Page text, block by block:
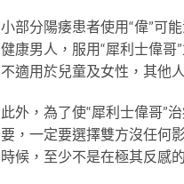
小部分陽痿患者使用“偉”可
健康男人，服用“犀利士偉哥
不適用於兒童及女性，其他
此外，為了使“犀利士偉哥”
要，一定要選擇雙方沒任何
時候，至少不是在極其反感